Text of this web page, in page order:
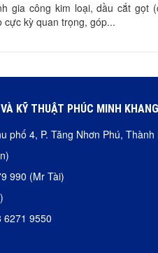
gia công kim loại, dầu cắt gọt
cực kỳ quan trọng, góp...
KỸ THUẬT PHÚC MINH KHANG
phố 4, P. Tăng Nhơn Phú, Thành
(Mr Tài)
6271 9550